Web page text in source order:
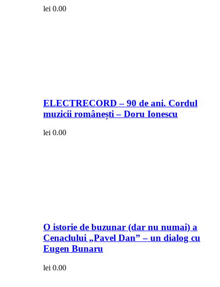
lei 0.00
ELECTRECORD – 90 de ani. Cordul
muzicii românești – Doru Ionescu
lei 0.00
O istorie de buzunar (dar nu numai) a
Cenaclului „Pavel Dan” – un dialog cu
Eugen Bunaru
lei 0.00